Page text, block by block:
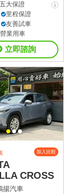
五大保證
里程保證
友善試車
業用車
立即諮詢
加入比較
CROSS
揚汽車